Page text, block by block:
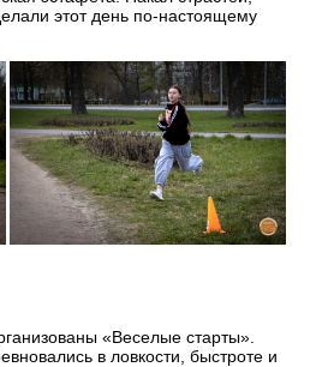
этот день по-настоящему
«Веселые старты».
в ловкости, быстроте и